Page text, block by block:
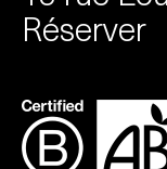
Réserver